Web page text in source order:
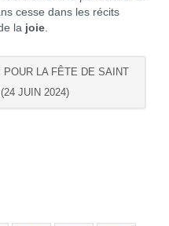
cesse dans les récits
la joie.
LA FÊTE DE SAINT
JUIN 2024)